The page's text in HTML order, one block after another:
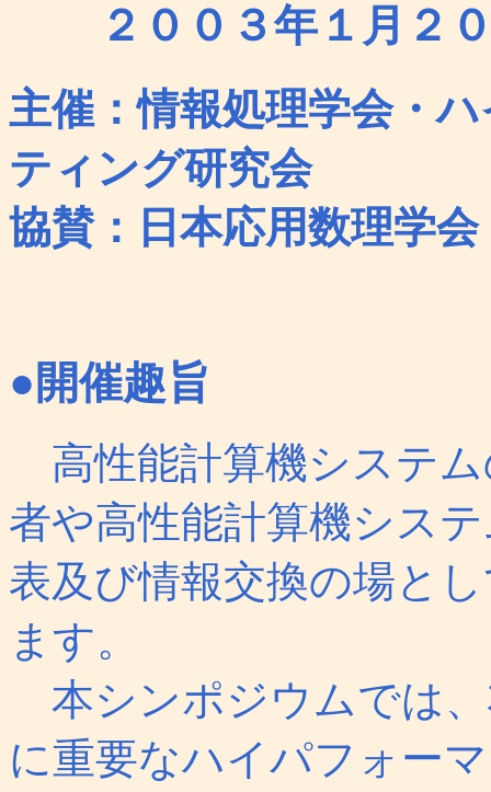
２００３年１月２
主催：情報処理学会・
ティング研究会
協賛：日本応用数理学会
●開催趣旨
高性能計算機システム
者や高性能計算機シス
表及び情報交換の場と
ます。
本シンポジウムでは
に重要なハイパフォー